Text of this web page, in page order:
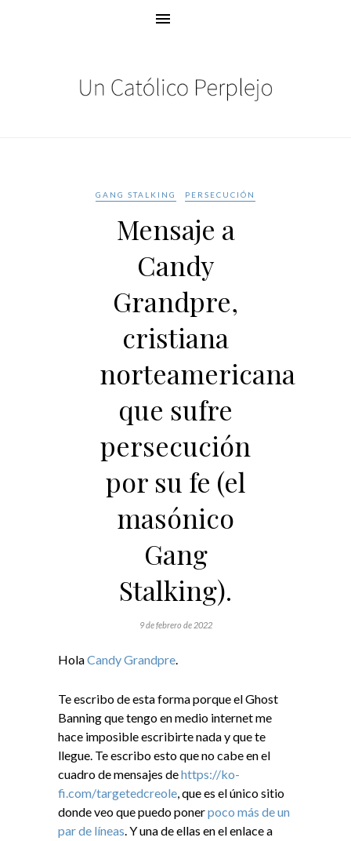
GANG STALKING PERSECUCIÓN
Mensaje a
Candy
Grandpre,
cristiana
norteamericana
que sufre
persecución
por su fe (el
masónico
Gang
Stalking).
9 de febrero de 2022
HolaCandy Grandpre.
Te escribo de esta forma porque el Ghost
Banning que tengo en medio internet me
hace imposible escribirte nada y que te
llegue. Te escribo esto que no cabe en el
cuadro de mensajes dehttps://ko-
fi.com/targetedcreole, que es el único sitio
donde veo que puedo ponerpoco más de un
par de líneas. Y una de ellas en el enlace a